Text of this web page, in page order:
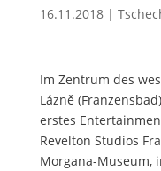
16.11.2018|
Im Zentrum des
Lázně
erstes
Revelton Studios
Morgana-Museum,